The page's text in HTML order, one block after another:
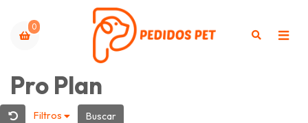
0
Pro Plan
Filtros
Buscar